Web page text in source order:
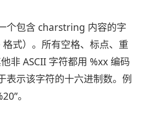
个包含 charstring 内容的字
式）。所有空格、标点、重
非 ASCII 字符都用 %xx 编码
表示该字符的十六进制数。例
。